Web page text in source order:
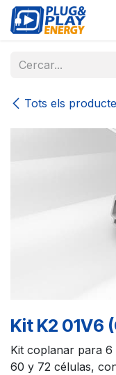
Skip to Content
Tots els
Kit K2 01V6
Kit coplanar para 6
60 y 72 células,